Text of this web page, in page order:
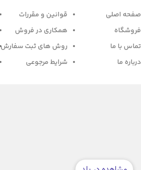
صفحه اصلی
فروشگاه
تماس با ما
درباره ما
قوانین و مقررات
همکاری در فروش
روش های ثبت سفارش
شرایط مرجوعی